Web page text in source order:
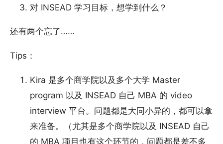
对 INSEAD 学习目标，想学到什么？
还有两个忘了……
Tips：
Kira 是多个商学院以及多个大学 Master
program 以及 INSEAD 自己 MBA 的 video
interview 平台。问题都是大同小异的，都可以拿
来准备。（尤其是多个商学院以及 INSEAD 自己
的 MBA 项目也有这个环节的，问题都是差不多